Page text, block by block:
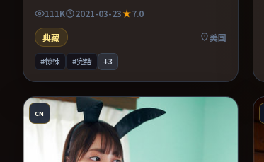
中。整体完成度较高，适合周末一口气看完。
111K 2021-03-23
7.0
典藏
美国
#惊悚 #完结 +3
CN